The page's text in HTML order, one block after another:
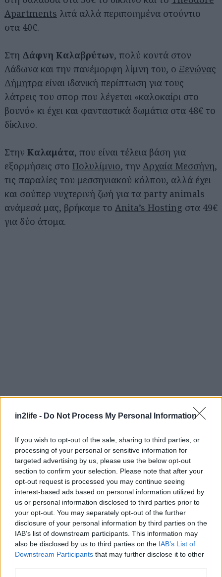
in2life - Do Not Process My Personal Information
If you wish to opt-out of the sale, sharing to third parties, or
processing of your personal or sensitive information for
targeted advertising by us, please use the below opt-out
section to confirm your selection. Please note that after your
opt-out request is processed you may continue seeing
interest-based ads based on personal information utilized by
us or personal information disclosed to third parties prior to
your opt-out. You may separately opt-out of the further
disclosure of your personal information by third parties on the
IAB’s list of downstream participants. This information may
also be disclosed by us to third parties on the IAB’s List of
Downstream Participants that may further disclose it to other
Apartments λιτά αλλά περιποιημένα στούντιο
στα 40€.
Στη Δάφνη Καλαβρύτων, πολύ κοντά στον
Λάδωνα και την πανέμορφη λίμνη του, ο Ξενώνας
Δήμητρα είναι ιδανική περίπτωση για τους
λάτρεις του σπορ που λέγεται «καλοκαίρι στο
βουνό» κι έχει και φανταστικά δωμάτια στα 48€ το
δίκλινο.
Στην Καλαμάτα, που είναι τέλεια βάση για
εξορμήσεις στο Πολυλίμνιο, την Αρχαία Μεσσήνη,
τις παραλίες του μεσσηνιακού κόλπου, αλλά έχει
και σούπερ νυχτερινή ζωή για τα party animals
ανάμεσά μας, βρήκαμε το Anita’s Hosting στα 49€
για δύο άτομα.
Αναζήτηση